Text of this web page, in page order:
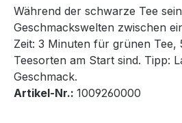
Während der schwarze Tee
Geschmackswelten zwischen
Zeit: 3 Minuten für grünen
Teesorten am Start sind. Tipp:
Geschmack.
Artikel-Nr.: 1009260000